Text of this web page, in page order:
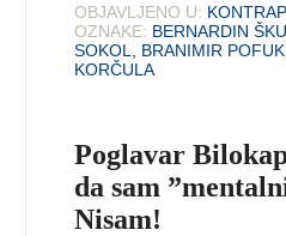
OBJAVLJENO U:
OZNAKE: BERNARDIN
SOKOL
BRANIMIR POFUK
KORČULA
Poglavar
da sam
Nisam!